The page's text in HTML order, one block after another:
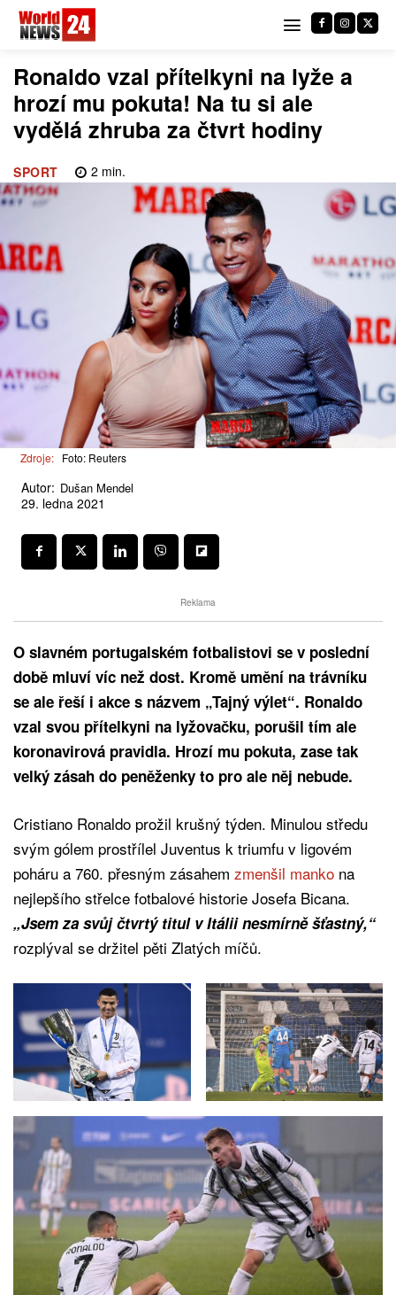
Ronaldo vzal přítelkyni na lyže a
hrozí mu pokuta! Na tu si ale
vydělá zhruba za čtvrt hodiny
SPORT 2 min.
Zdroje: Foto: Reuters
Autor: Dušan Mendel
29. ledna 2021
Reklama
O slavném portugalském fotbalistovi se v poslední
době mluví víc než dost. Kromě umění na trávníku
se ale řeší i akce s názvem „Tajný výlet“. Ronaldo
vzal svou přítelkyni na lyžovačku, porušil tím ale
koronavirová pravidla. Hrozí mu pokuta, zase tak
velký zásah do peněženky to pro ale něj nebude.
Cristiano Ronaldo prožil krušný týden. Minulou středu
svým gólem prostřílel Juventus k triumfu v ligovém
poháru a 760. přesným zásahem zmenšil manko na
nejlepšího střelce fotbalové historie Josefa Bicana.
„Jsem za svůj čtvrtý titul v Itálii nesmírně šťastný,“
rozplýval se držitel pěti Zlatých míčů.